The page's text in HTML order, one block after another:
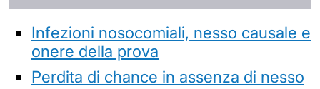
Infezioni nosocomiali, nesso causale e
onere della prova
Perdita di chance in assenza di nesso